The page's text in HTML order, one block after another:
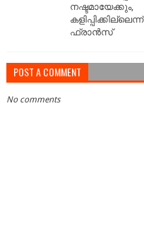
നഷ്ടമായേക്കും,
കളിപ്പിക്കില്ലെന്ന്
ഫ്രാൻസ്
POST A COMMENT
No comments